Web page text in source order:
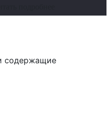
содержащие